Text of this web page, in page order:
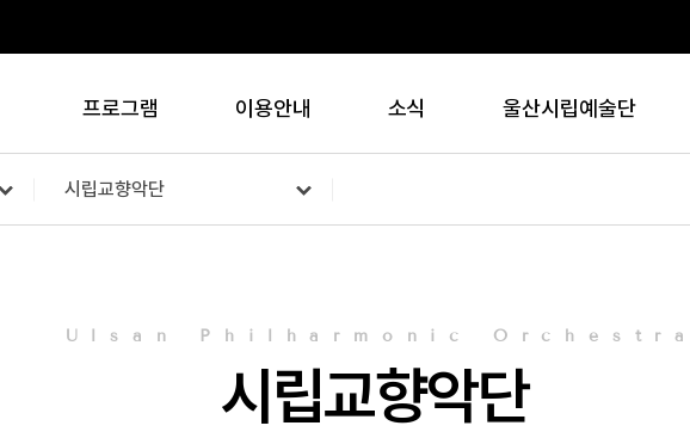
프로그램 이용안내 소식 울산시립예술단
시립교향악단
Ulsan Philharmonic Orchestra
시립교향악단